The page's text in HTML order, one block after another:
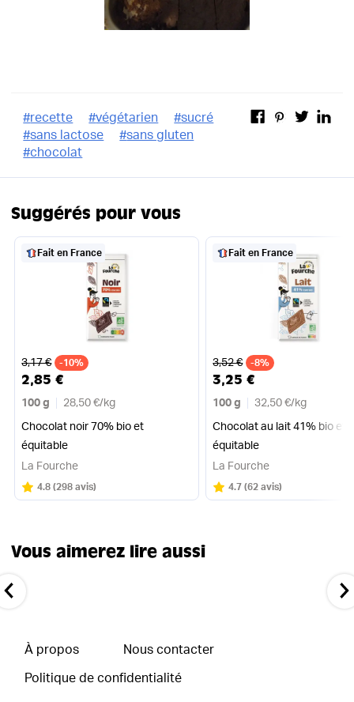
#recette #végétarien #sucré
#sans lactose #sans gluten
#chocolat
Suggérés pour vous
Fait en France
Ancien prix
3,17 € -10%
2,85 €
100 g 28,50 €/ kg
Chocolat noir 70% bio et
équitable
La Fourche
Note
4.8sur 5
(298 avis)
Fait en France
Ancien prix
3,52 € -8%
3,25 €
100 g 32,50 €/ kg
Chocolat au lait 41% bio et
équitable
La Fourche
Note
4.7sur 5
(62 avis)
Vous aimerez lire aussi
À propos Nous contacter
Politique de confidentialité